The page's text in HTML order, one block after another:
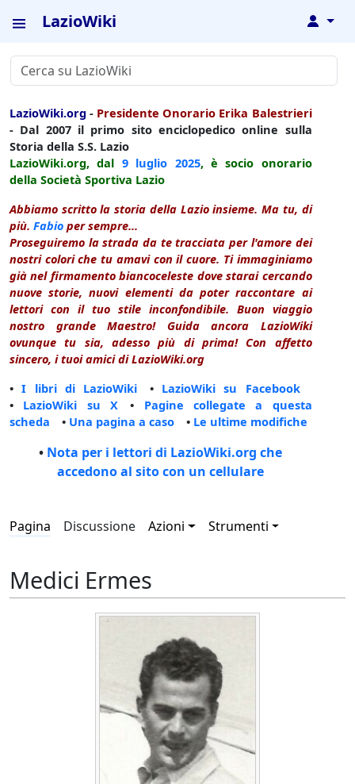
LazioWiki ↓
LazioWiki.org - Presidente Onorario Erika Balestrieri
- Dal 2007 il primo sito enciclopedico online sulla
Storia della S.S. Lazio
LazioWiki.org, dal 9 luglio 2025, è socio onorario
della Società Sportiva Lazio
Abbiamo scritto la storia della Lazio insieme. Ma tu, di
più. Fabio per sempre...
Proseguiremo la strada da te tracciata per l'amore dei
nostri colori che tu amavi con il cuore. Ti immaginiamo
già nel firmamento biancoceleste dove starai cercando
nuove storie, nuovi elementi da poter raccontare ai
lettori con il tuo stile inconfondibile. Buon viaggio
nostro grande Maestro! Guida ancora LazioWiki
ovunque tu sia, adesso più di prima! Con affetto
sincero, i tuoi amici di LazioWiki.org
•I libri di LazioWiki • LazioWiki su Facebook
• LazioWiki su X • Pagine collegate a questa
scheda • Una pagina a caso • Le ultime modifiche
• Nota per i lettori di LazioWiki.org che
accedono al sito con un cellulare
Pagina Discussione Azioni Strumenti
Medici Ermes